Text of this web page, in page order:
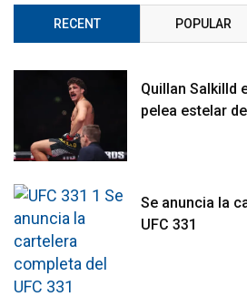
RECENT POPULAR
Quillan Salkilld
pelea estelar
Se anuncia la
UFC 331